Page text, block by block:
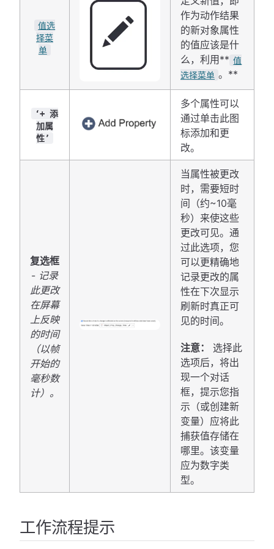
值选
择菜
单
作为动作结果
的新对象属性
的值应该是什
么，利用** 值
选择菜单 。**
‘+ 添
加属
性’
多个属性可以
通过单击此图
标添加和更
改。
复选框
- 记录
此更改
在屏幕
上反映
的时间
（以帧
开始的
毫秒数
计）。
当属性被更改
时，需要短时
间（约~10毫
秒）来使这些
更改可见。通
过此选项，您
可以更精确地
记录更改的属
性在下次显示
刷新时真正可
见的时间。
注意：
选择此
选项后，将出
现一个对话
框，提示您指
示（或创建新
变量）应将此
捕获值存储在
哪里。该变量
应为数字类
型。
工作流程提示